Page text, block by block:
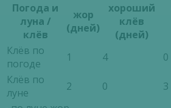
Погода и
луна /
клёв
жор
(дней)
хороший
клёв
(дней)
Клёв по
погоде
1 4 0
Клёв по
луне
2 0 3